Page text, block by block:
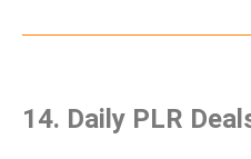
14. Daily PLR